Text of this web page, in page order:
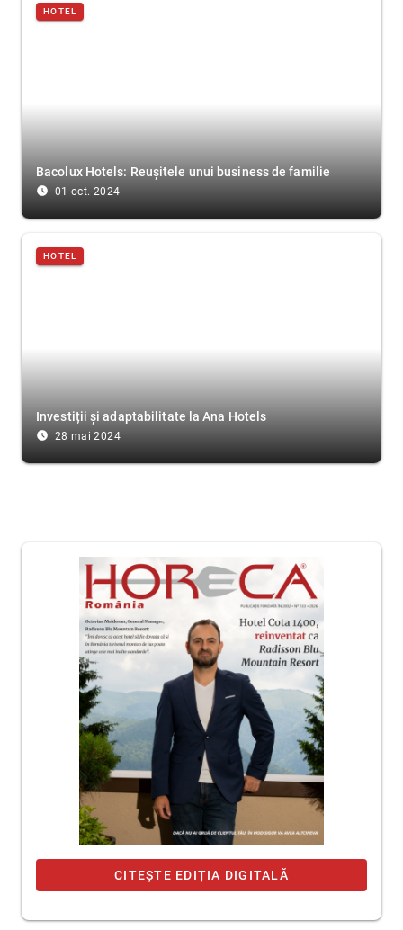
HOTEL
Bacolux Hotels: Reușitele unui business de familie
access_time_filled 01 oct. 2024
HOTEL
Investiții și adaptabilitate la Ana Hotels
access_time_filled 28 mai 2024
CITEȘTE EDIȚIA DIGITALĂ